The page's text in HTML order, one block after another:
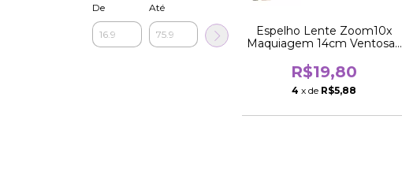
De Até
Espelho Lente Zoom10x
Maquiagem 14cm Ventosas
R$19,80
4 x de R$5,88